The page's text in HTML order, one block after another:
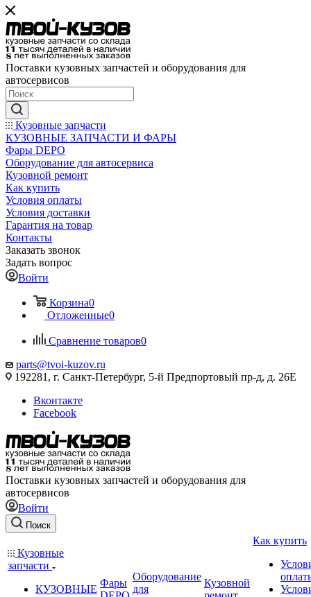
Поставки кузовных запчастей и оборудования для
автосервисов
Кузовные запчасти
КУЗОВНЫЕ ЗАПЧАСТИ И ФАРЫ
Фары DEPO
Оборудование для автосервиса
Кузовной ремонт
Как купить
Условия оплаты
Условия доставки
Гарантия на товар
Контакты
Заказать звонок
Задать вопрос
Войти
Корзина0
Отложенные0
Сравнение товаров0
parts@tvoi-kuzov.ru
192281, г. Санкт-Петербург, 5-й Предпортовый пр-д, д. 26Е
Вконтакте
Facebook
Поставки кузовных запчастей и оборудования для
автосервисов
Войти
Поиск
Кузовные
запчасти
КУЗОВНЫЕ
Фары
Оборудование
для
Кузовной
Как купить